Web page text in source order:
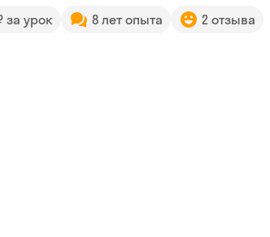
за урок 8 лет опыта 2 отзыва